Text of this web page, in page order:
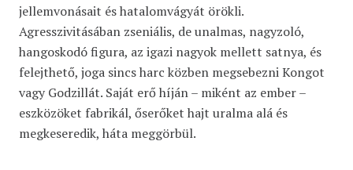
jellemvonásait és hatalomvágyát örökli.
Agresszivitásában zseniális, de unalmas, nagyzoló,
hangoskodó figura, az igazi nagyok mellett satnya, és
felejthető, joga sincs harc közben megsebezni Kongot
vagy Godzillát. Saját erő híján – miként az ember –
eszközöket fabrikál, őserőket hajt uralma alá és
megkeseredik, háta meggörbül.